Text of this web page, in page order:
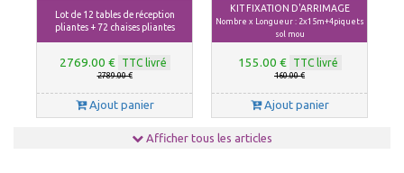
Lot de 12 tables de réception
pliantes + 72 chaises pliantes
2769.00 € TTC livré
2789.00 €
Ajout panier
KIT FIXATION D'ARRIMAGE
Nombre x Longueur : 2x15m+4piquets
sol mou
155.00 € TTC livré
160.00 €
Ajout panier
Afficher tous les articles